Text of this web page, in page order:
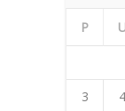
P
3
4